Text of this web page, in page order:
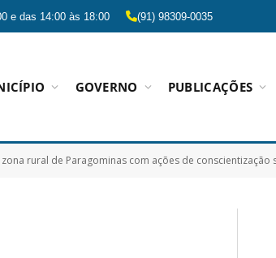
e das 14:00 às 18:00 (91) 98309-0035
GOVERNO PUBLICAÇÕES
rural de Paragominas com ações de